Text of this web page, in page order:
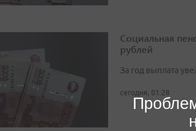
Социальная
рублей
За год выплата
сегодня, 01:28